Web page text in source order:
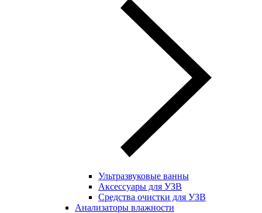
Ультразвуковые ванны
Аксессуары для УЗВ
Средства очистки для УЗВ
Анализаторы влажности